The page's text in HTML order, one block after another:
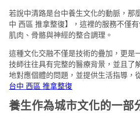
若說中清路是台中養生文化的動脈，那
中 西區 推拿整復】，這裡的服務不僅
肌肉、骨骼與神經的整合調理。
這種文化交融不僅是技術的疊加，更是
技師往往具有完整的醫療背景，並且了
地對應個體的問題，並提供生活指導，
台中 西區 推拿整復
養生作為城市文化的一部